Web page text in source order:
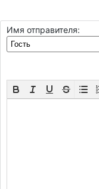
Имя отправителя: